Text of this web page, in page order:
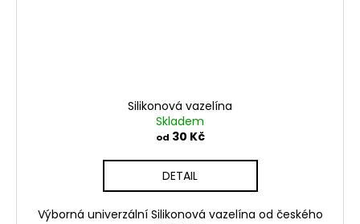
Silikonová vazelína
Skladem
od 30 Kč
DETAIL
Výborná univerzální Silikonová vazelína od českého